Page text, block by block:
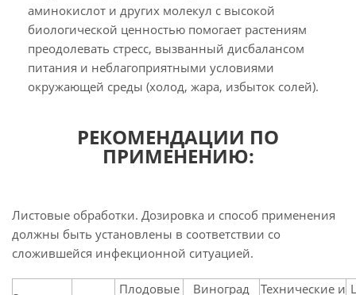
аминокислот и других молекул с высокой
биологической ценностью помогает растениям
преодолевать стресс, вызванный дисбалансом
питания и неблагоприятными условиями
окружающей среды (холод, жара, избыток солей).
РЕКОМЕНДАЦИИ ПО
ПРИМЕНЕНИЮ:
Листовые обработки. Дозировка и способ применения
должны быть установлены в соответствии со
сложившейся инфекционной ситуацией.
Плодовые Виноград Технические и